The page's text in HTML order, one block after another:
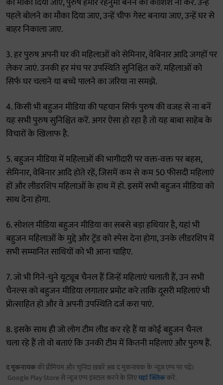
पहले बोलने का मौका दिया जाए, उन्हें चीफ गेस्ट बनाया जाए, उन्हें घर से
बाहर निकाला जाए.
3. हर पुरुष अपनी घर की महिलाओं को सेमिनार, वेबिनार आदि जगहों पर
लेकर जाएं. उनकी हर मंच पर उपस्थिति सुनिश्चित करें. महिलाओं को
सिर्फ घर चलाने या बच्चे पालने का जरिया ना समझे.
4. किसी भी बहुजन मीडिया की पहचान सिर्फ पुरुष की वजह से ना बनें
यह सभी पुरुष सुनिश्चित करें. अगर ऐसा हो रहा है तो यह बाबा साहेब के
विचारों के खिलाफ है.
5. बहुजन मीडिया में महिलाओं की भागीदारी पर वक्त-वक्त पर बहस,
सेमिनार, वेबिनार आदि होते रहें, जिसमें कम से कम 50 फीसदी महिलाएं
हों और लीडरशिप महिलाओं के हाथ में हो. इसमें सभी बहुजन मीडिया को
साथ देना होगा.
6. सोशल मीडिया बहुजन मीडिया का सबसे बड़ा हथियार है, यहां भी
बहुजन महिलाओं के मुद्दे और ट्रेंड को स्पेस देना होगा, उनके लीडरशिप में
सभी सम्मानित साथियों को भी आना चाहिए.
7. जो भी गिने-चुने यूट्यूब चैनल हैं जिन्हें महिलाएं चलाती हैं, उन सभी
चैनल्स को बहुजन मीडिया लगातार प्रमोट करे ताकि दूसरी महिलाएं भी
प्रोत्साहित हो और वे अपनी उपस्थिति दर्ज करा पाएं.
8. इसके साथ ही जो लोग टीम लीड कर रहे हैं या कोई बहुजन चैनल
चला रहे हैं तो वो बताएं कि उनकी टीम में कितनी महिलाएं और पुरुष हैं.
द मूकनायककी प्रीमियम और चुनिंदा खबरें अब द मूकनायक के न्यूज़ एप्प पर पढ़ें।
Google Play Store से न्यूज़ एप्प इंस्टाल करने के लिएयहां क्लिककरें.